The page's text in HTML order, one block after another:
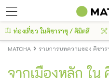
ท่องเที่ยว ในคิซาราซุ / คิมิตสึ
MATCHA รายการบทความของ คิซา
จากเมืองหลัก ใ